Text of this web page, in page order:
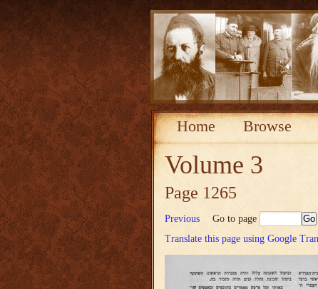
Home Browse
Volume 3
Page 1265
Previous Go to page
Translate this page using Google